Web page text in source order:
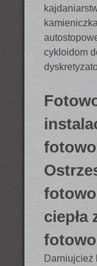
cykloidom
ciepła
Darniujcież